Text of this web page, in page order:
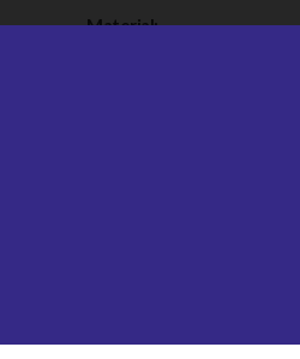
Material: